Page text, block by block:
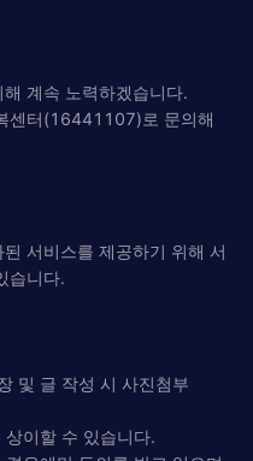
계속 노력하겠습니다.
센터(16441107)로 문의해
서비스를 제공하기 위해 서
습니다.
및 글 작성 시 사진첨부
이할 수 있습니다.